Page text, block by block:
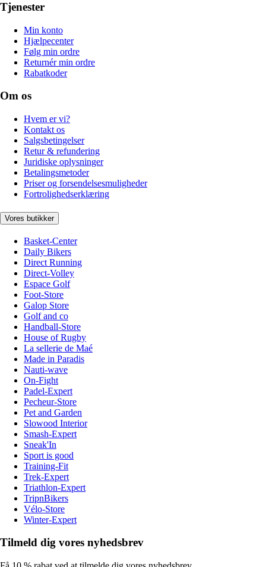
Tjenester
Min konto
Hjælpecenter
Følg min ordre
Returnér min ordre
Rabatkoder
Om os
Hvem er vi?
Kontakt os
Salgsbetingelser
Retur & refundering
Juridiske oplysninger
Betalingsmetoder
Priser og forsendelsesmuligheder
Fortrolighedserklæring
Vores butikker
Basket-Center
Daily Bikers
Direct Running
Direct-Volley
Espace Golf
Foot-Store
Galop Store
Golf and co
Handball-Store
House of Rugby
La sellerie de Maé
Made in Paradis
Nauti-wave
On-Fight
Padel-Expert
Pecheur-Store
Pet and Garden
Slowood Interior
Smash-Expert
Sneak'In
Sport is good
Training-Fit
Trek-Expert
Triathlon-Expert
TripnBikers
Vélo-Store
Winter-Expert
Tilmeld dig vores nyhedsbrev